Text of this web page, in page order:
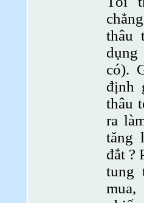
thâu
có).
định
thâu
ra
tăng
đắt ?
tung